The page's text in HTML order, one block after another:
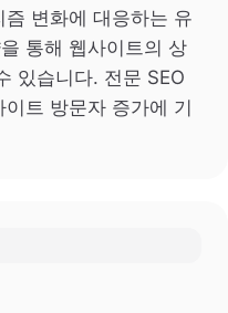
변화에 대응하는 유
통해 웹사이트의 상
있습니다. 전문 SEO
트 방문자 증가에 기